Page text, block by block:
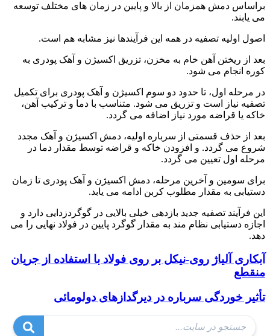
براساس دمش همزمان از بالا و پایین در زمان های مختلف توسعه
می یابند.
اصول اولیه تصفیه در همه این فرآیندها نیز مشابه هم است.
بعد از ریختن آهن خام به مخزن، تزریق اکسیژن و آهک پودری به
کوره انجام می شود.
در مرحله اول، تا حدود دو سوم اکسیژن و آهک پودری برای تکمیل
تصفیه نیاز است و تزریق می شود. متناسب با دما و ترکیب آهن،
خاکه یا قراضه مورد نیاز اضافه می گردد.
بعد از حذف قسمتی از سرباره اولیه، دمش اکسیژن و آهک مجدد
شروع می گردد. و افزودن خاکه و قراضه توسط مقدار دما در
مرحله اول تعیین می گردد.
برای سومین و آخرین مرحله، دمش اکسیژن و آهک پودری تا زمان
دستیابی به مقدار مطلوب کربن ادامه می یابد.
این فرآیند تصفیه جدید بازدهی خیلی بالایی در گوگردزدایی دارد و
اجازه دستیابی نظام مند به مقدار گوگرد پایین در فولاد نهایی را می
دهد.
آبکاری آلیاژ روی-نیکل بر روی فولاد با استفاده از جریان
منقطع
تأثیر خوردگی سرباره در دیرگدازهای دولومائی